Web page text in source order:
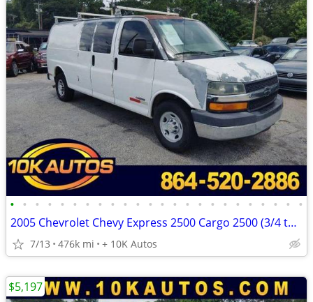
• • • • • • • • • • • • • • • • • • • • • • • •
2005 Chevrolet Chevy Express 2500 Cargo 2500 (3/4 ton)
7/13 476k mi + 10K Autos
$5,197